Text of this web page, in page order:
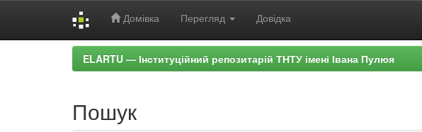
Домівка Перегляд Довідка
ELARTU — Інституційний репозитарій ТНТУ імені Івана Пулюя
Пошук